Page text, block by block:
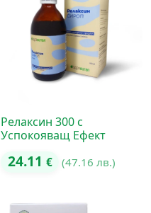
Релаксин 300 с
Успокояващ Ефект
24.11 € (47.16 лв.)